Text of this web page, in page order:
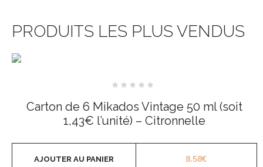
PRODUITS LES PLUS VENDUS
sur
5
Carton de 6 Mikados Vintage 50 ml (soit
1,43€ l’unité) – Citronnelle
8.58€
AJOUTER AU PANIER